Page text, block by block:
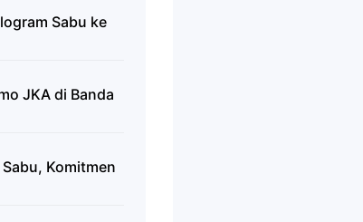
Sabu ke
JKA di Banda
Komitmen